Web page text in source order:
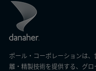
ポール・コーポレーションは
離・精製技術を提供する、グロ